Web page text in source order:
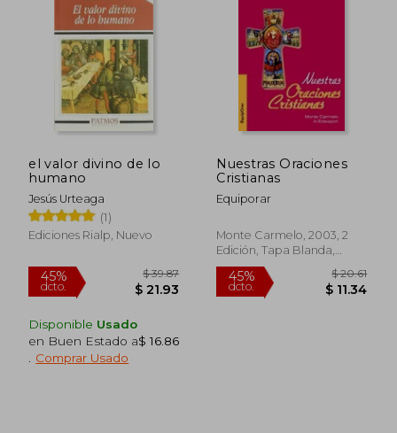
45%
dcto. $ 19.90
45%
dcto.
el valor divino de lo
humano
Jesús Urteaga
(1)
Ediciones Rialp, Nuevo
Disponible Usado
en Buen Estado a$ 16.86
Comprar Usado
Nuestras Oraciones
Cristianas
Equiporar
Monte Carmelo, 2003, 2
Edición, Tapa Blanda,
Nuevo